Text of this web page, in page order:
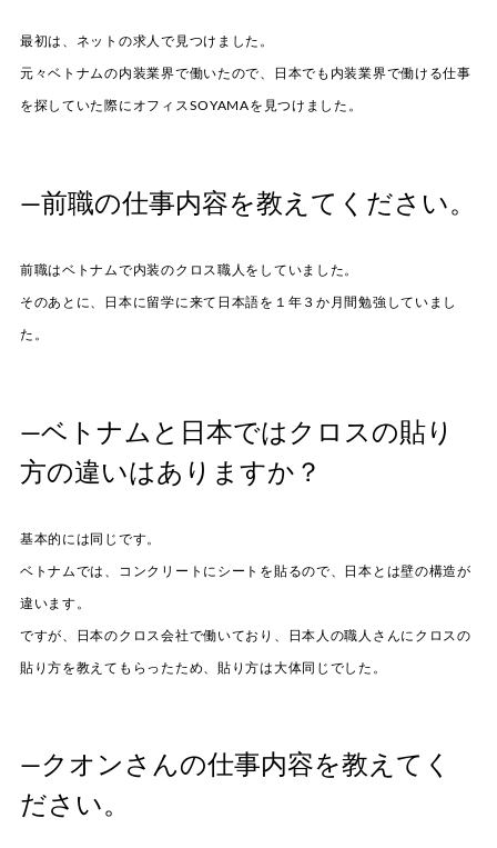
最初は、ネットの求人で見つけました。
元々ベトナムの内装業界で働いたので、日本でも内装業界で働ける仕事
を探していた際にオフィスSOYAMAを見つけました。
—前職の仕事内容を教えてください。
前職はベトナムで内装のクロス職人をしていました。
そのあとに、日本に留学に来て日本語を１年３か月間勉強していまし
た。
—ベトナムと日本ではクロスの貼り
方の違いはありますか？
基本的には同じです。
ベトナムでは、コンクリートにシートを貼るので、日本とは壁の構造が
違います。
ですが、日本のクロス会社で働いており、日本人の職人さんにクロスの
貼り方を教えてもらったため、貼り方は大体同じでした。
—クオンさんの仕事内容を教えてく
ださい。